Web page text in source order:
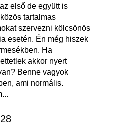
első de együtt is
tartalmas
szervezni kölcsönös
esetén. Én még hiszek
Ha
akkor nyert
Benne vagyok
ami normális.